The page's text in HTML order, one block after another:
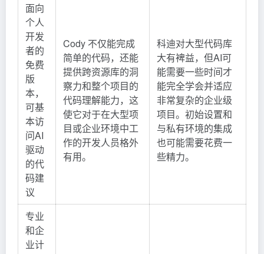
面向
个人
开发
者的
免费
版
本，
可基
本访
问AI
驱动
的代
码建
议
Cody 不仅能完成
简单的代码，还能
提供跨资源库的洞
察力和整个项目的
代码理解能力，这
使它对于在大型项
目或企业环境中工
作的开发人员格外
有用。
科迪对大型代码库
大有裨益，但AI可
能需要一些时间才
能完全学会并适应
非常复杂的企业级
项目。初始设置和
与私有环境的集成
也可能需要花费一
些精力。
专业
和企
业计